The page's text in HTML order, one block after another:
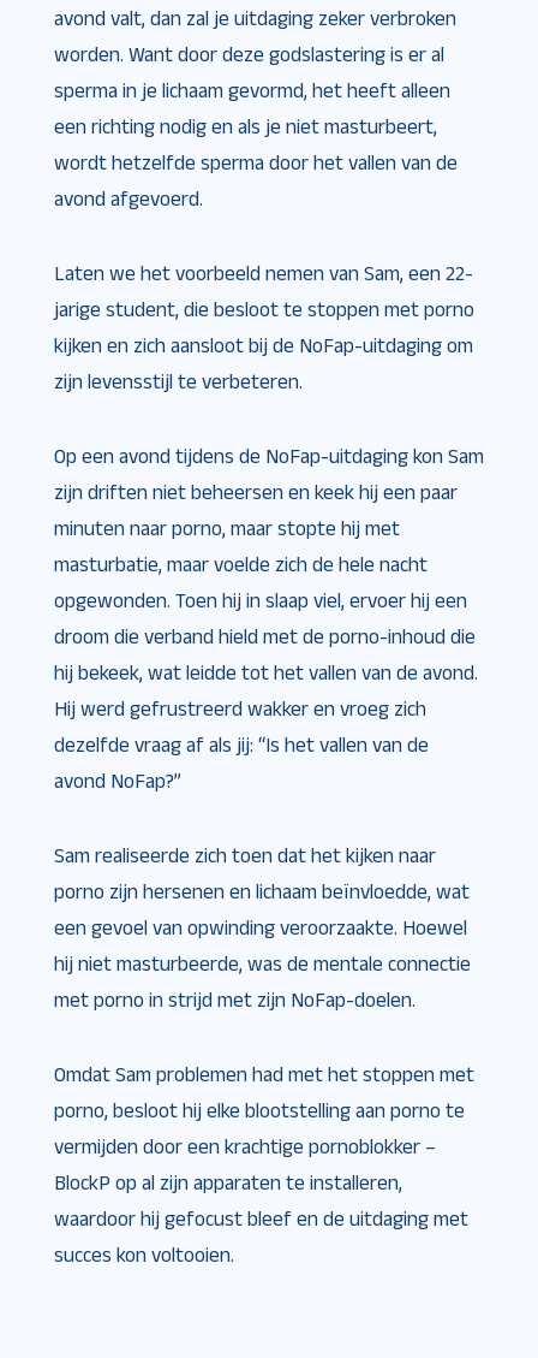
avond valt, dan zal je uitdaging zeker verbroken
worden. Want door deze godslastering is er al
sperma in je lichaam gevormd, het heeft alleen
een richting nodig en als je niet masturbeert,
wordt hetzelfde sperma door het vallen van de
avond afgevoerd.
Laten we het voorbeeld nemen van Sam, een 22-
jarige student, die besloot te stoppen met porno
kijken en zich aansloot bij de NoFap-uitdaging om
zijn levensstijl te verbeteren.
Op een avond tijdens de NoFap-uitdaging kon Sam
zijn driften niet beheersen en keek hij een paar
minuten naar porno, maar stopte hij met
masturbatie, maar voelde zich de hele nacht
opgewonden. Toen hij in slaap viel, ervoer hij een
droom die verband hield met de porno-inhoud die
hij bekeek, wat leidde tot het vallen van de avond.
Hij werd gefrustreerd wakker en vroeg zich
dezelfde vraag af als jij: “Is het vallen van de
avond NoFap?”
Sam realiseerde zich toen dat het kijken naar
porno zijn hersenen en lichaam beïnvloedde, wat
een gevoel van opwinding veroorzaakte. Hoewel
hij niet masturbeerde, was de mentale connectie
met porno in strijd met zijn NoFap-doelen.
Omdat Sam problemen had met het stoppen met
porno, besloot hij elke blootstelling aan porno te
vermijden door een krachtige pornoblokker –
BlockP op al zijn apparaten te installeren,
waardoor hij gefocust bleef en de uitdaging met
succes kon voltooien.